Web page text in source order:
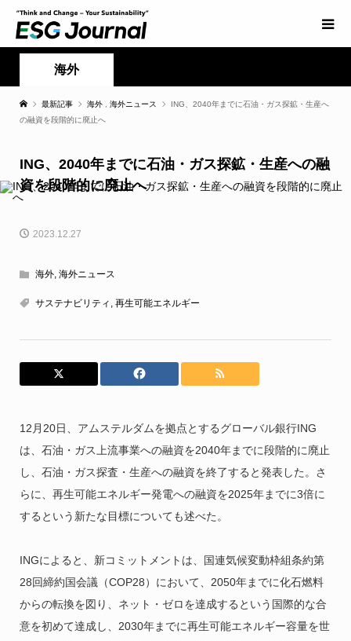
海外
最新記事 海外 海外ニュース
ING、2040年までに石油・ガス探鉱・生産へ
の融資を段階的に廃止へ
ING、2040年までに石油・ガス探鉱・生産への融
資を段階的に廃止へ
2023.12.27
海外, 海外ニュース
サステナビリティ , 再生可能エネルギー
12月20日、アムステルダムを拠点とするグローバル銀行ING
は、石油・ガス上流事業への融資を2040年までに段階的に廃止
し、石油・ガス探査・生産への融資を終了すると発表した。さ
らに、再生可能エネルギー発電への融資を2025年までに3倍に
するという新たな目標についても述べた。
INGによると、新コミットメントは、国連気候変動枠組条約第
28回締約国会議（COP28）において、2050年までに化石燃料
からの転換を図り、ネット・ゼロを達成するという国際的な合
意を初めて達成し、2030年までに再生可能エネルギー容量を世